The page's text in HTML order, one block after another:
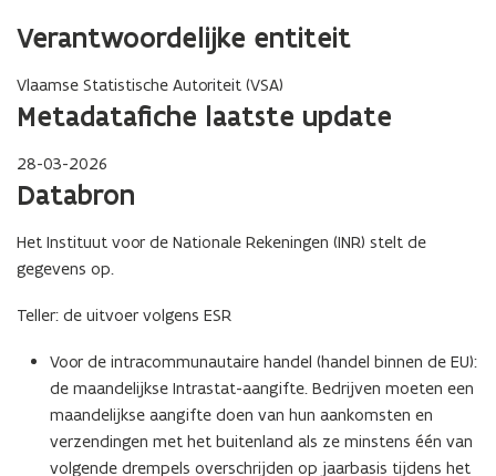
Verantwoordelijke entiteit
Vlaamse Statistische Autoriteit (VSA)
Metadatafiche laatste update
28-03-2026
Databron
Het Instituut voor de Nationale Rekeningen (INR) stelt de
gegevens op.
Teller: de uitvoer volgens ESR
Voor de intracommunautaire handel (handel binnen de EU):
de maandelijkse Intrastat-aangifte. Bedrijven moeten een
maandelijkse aangifte doen van hun aankomsten en
verzendingen met het buitenland als ze minstens één van
volgende drempels overschrijden op jaarbasis tijdens het